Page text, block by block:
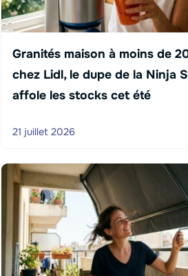
Granités maison à moins de
chez Lidl, le dupe de la Ninja
affole les stocks cet été
21 juillet 2026